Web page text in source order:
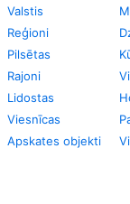
Valstis
Reģioni
Pilsētas
Rajoni
Lidostas
Viesnīcas
Apskates objekti